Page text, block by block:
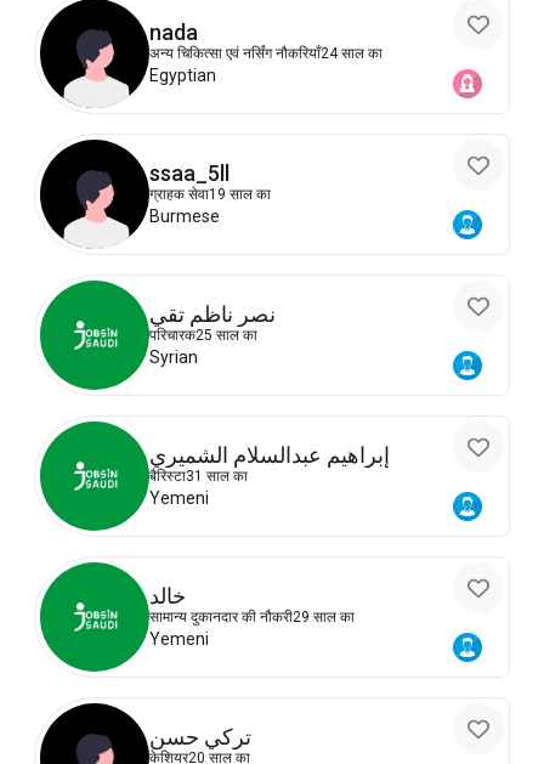
nada
अन्य चिकित्सा एवं नर्सिंग नौकरियाँ24 साल का
Egyptian
ssaa_5ll
ग्राहक सेवा19 साल का
Burmese
نصر ناظم تقي
परिचारक25 साल का
Syrian
إبراهيم عبدالسلام الشميري
बैरिस्टा31 साल का
Yemeni
خالد
सामान्य दुकानदार की नौकरी29 साल का
Yemeni
تركي حسن
केशियर20 साल का